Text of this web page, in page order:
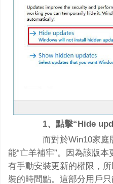
1、點擊“Hide
而對於Win10家庭
能“亡羊補牢”。因為該版
有手動安裝更新的權限，
裝的時間點。這部分用戶